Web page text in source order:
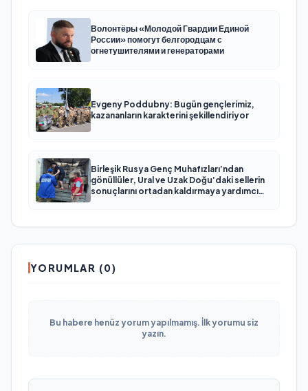
Волонтёры «Молодой Гвардии Единой
России» помогут белгородцам с
огнетушителями и генераторами
Evgeny Poddubny: Bugün gençlerimiz,
kazananların karakterini şekillendiriyor
Birleşik Rusya Genç Muhafızları’ndan
gönüllüler, Ural ve Uzak Doğu’daki sellerin
sonuçlarını ortadan kaldırmaya yardımcı
YORUMLAR (0)
Bu habere henüz yorum yapılmamış. İlk yorumu siz
yazın.